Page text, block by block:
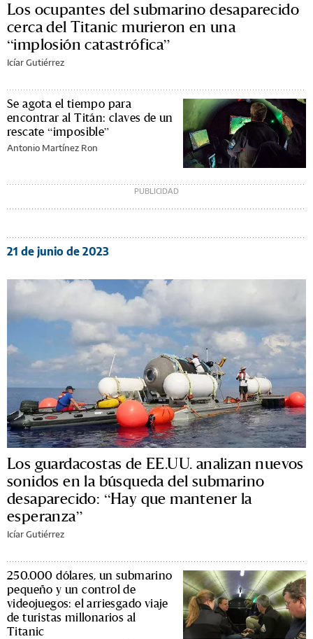
Los ocupantes del submarino desaparecido
cerca del Titanic murieron en una
“implosión catastrófica”
Icíar Gutiérrez
Se agota el tiempo para
encontrar al Titán: claves de un
rescate “imposible”
Antonio Martínez Ron
21 de junio de 2023
Los guardacostas de EE.UU. analizan nuevos
sonidos en la búsqueda del submarino
desaparecido: “Hay que mantener la
esperanza”
Icíar Gutiérrez
250.000 dólares, un submarino
pequeño y un control de
videojuegos: el arriesgado viaje
de turistas millonarios al
Titanic